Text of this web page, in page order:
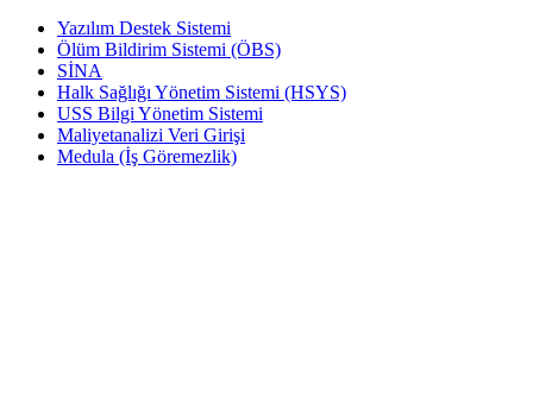
Yazılım Destek Sistemi
Ölüm Bildirim Sistemi (ÖBS)
SİNA
Halk Sağlığı Yönetim Sistemi (HSYS)
USS Bilgi Yönetim Sistemi
Maliyetanalizi Veri Girişi
Medula (İş Göremezlik)